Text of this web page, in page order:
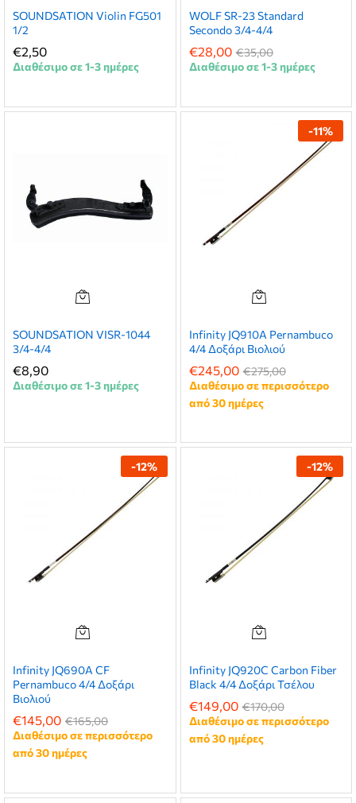
SOUNDSATION Violin FG501
1/2
€2,50
Διαθέσιμο σε 1-3 ημέρες
WOLF SR-23 Standard
Secondo 3/4-4/4
€28,00 €35,00
Διαθέσιμο σε 1-3 ημέρες
SOUNDSATION VISR-1044
3/4-4/4
€8,90
Διαθέσιμο σε 1-3 ημέρες
-11%
Infinity JQ910A Pernambuco
4/4 Δοξάρι Βιολιού
€245,00 €275,00
Διαθέσιμο σε περισσότερο
από 30 ημέρες
-12%
Infinity JQ690A CF
Pernambuco 4/4 Δοξάρι
Βιολιού
€145,00 €165,00
Διαθέσιμο σε περισσότερο
από 30 ημέρες
-12%
Infinity JQ920C Carbon Fiber
Black 4/4 Δοξάρι Τσέλου
€149,00 €170,00
Διαθέσιμο σε περισσότερο
από 30 ημέρες